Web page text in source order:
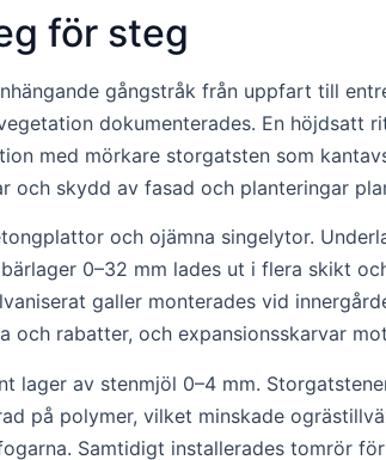
för steg
gångstråk från uppfart till
dokumenterades. En
med mörkare storgatsten som
skydd av fasad och planteringar
och ojämna singelytor.
0–32 mm lades ut i flera skikt
galler monterades vid
rabatter, och expansionsskarvar
lager av stenmjöl 0–4 mm.
på polymer, vilket minskade
Samtidigt installerades tomrör